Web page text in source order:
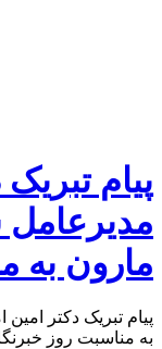
پیام
مارون به
پیام تبریک دکتر
به مناسبت روز